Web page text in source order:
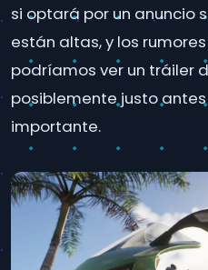
si optará por un anuncio
están altas, y los
podríamos ver un tráiler
posiblemente justo
importante.